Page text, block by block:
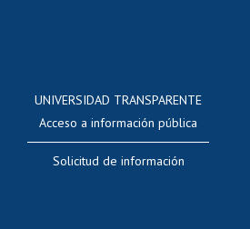
UNIVERSIDAD TRANSPARENTE
Acceso a información pública
Solicitud de información